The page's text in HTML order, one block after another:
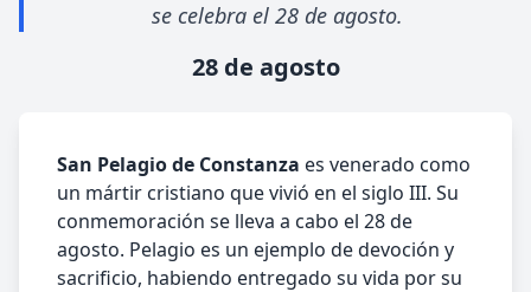
se celebra el 28 de agosto.
28 de agosto
San Pelagio de Constanza es venerado como
un mártir cristiano que vivió en el siglo III. Su
conmemoración se lleva a cabo el 28 de
agosto. Pelagio es un ejemplo de devoción y
sacrificio, habiendo entregado su vida por su